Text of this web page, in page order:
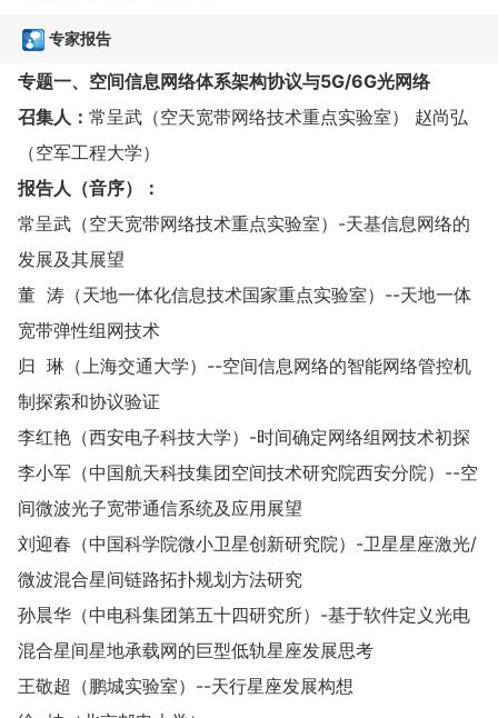
专家报告
专题一、空间信息网络体系架构协议与5G/6G光网络
召集人： 常呈武（空天宽带网络技术重点实验室） 赵尚弘
（空军工程大学）
报告人（音序）：
常呈武（空天宽带网络技术重点实验室）-天基信息网络的
发展及其展望
董 涛（天地一体化信息技术国家重点实验室）--天地一体
宽带弹性组网技术
归 琳（上海交通大学）--空间信息网络的智能网络管控机
制探索和协议验证
李红艳（西安电子科技大学）-时间确定网络组网技术初探
李小军（中国航天科技集团空间技术研究院西安分院）--空
间微波光子宽带通信系统及应用展望
刘迎春（中国科学院微小卫星创新研究院）-卫星星座激光/
微波混合星间链路拓扑规划方法研究
孙晨华（中电科集团第五十四研究所）-基于软件定义光电
混合星间星地承载网的巨型低轨星座发展思考
王敬超（鹏城实验室）--天行星座发展构想